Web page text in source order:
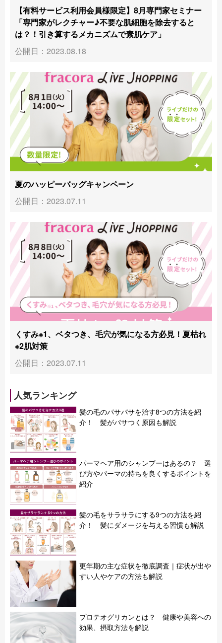
【有料サービス利用会員様限定】8月専門家セミナー
「専門家がレクチャー♪不要な肌細胞を除去すると
は？！引き算するメカニズムで素肌ケア」
公開日：2023.08.18
夏のハッピーバッグキャンペーン
公開日：2023.07.11
くすみ※1、ベタつき、毛穴が気になる方必見！夏枯れ
※2肌対策
公開日：2023.07.11
人気ランキング
髪の毛のパサパサを治す8つの方法を紹
介！ 髪がパサつく原因も解説
パーマヘア用のシャンプーはあるの？ 選
び方やパーマの持ちを良くするポイントを
紹介
髪の毛をサラサラにする9つの方法を紹
介！ 髪にダメージを与える習慣も解説
更年期の主な症状を徹底調査｜症状が出や
すい人やケアの方法も解説
プロテオグリカンとは？ 健康や美容への
効果、摂取方法を解説